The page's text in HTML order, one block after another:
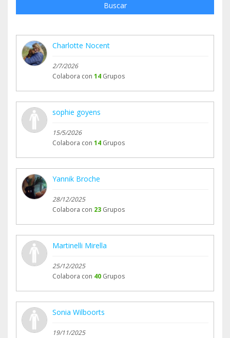
Buscar
Charlotte Nocent
2/7/2026
Colabora con 14 Grupos
sophie goyens
15/5/2026
Colabora con 14 Grupos
Yannik Broche
28/12/2025
Colabora con 23 Grupos
Martinelli Mirella
25/12/2025
Colabora con 40 Grupos
Sonia Wilboorts
19/11/2025